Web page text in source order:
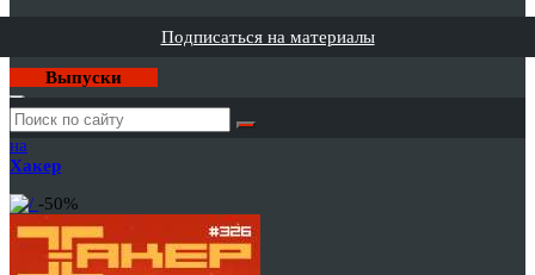
Подписаться на материалы
Выпуски
Годовая
подписка
на
Хакер
-50%